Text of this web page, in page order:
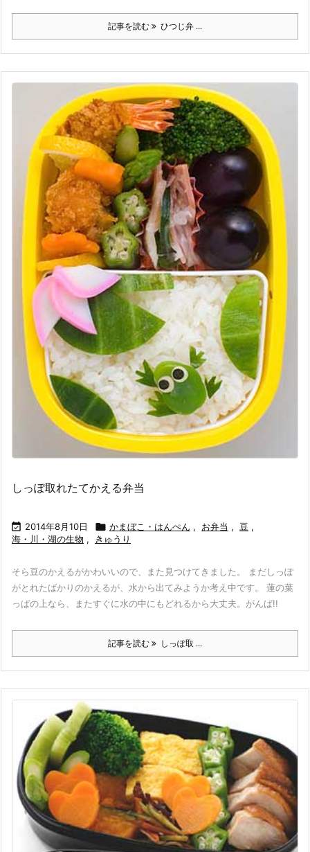
記事を読む ひつじ弁 ...
しっぽ取れたてかえる弁当
 2014年8月10日  かまぼこ・はんぺん , お弁当 , 豆 ,
海・川・湖の生物 , きゅうり
そら豆のかえるがかわいいので、また見つけてきました。 まだしっぽ
がとれたばかりのかえるが、水から出てみようか考え中です。 蓮の葉
っぱの上なら、またすぐに水の中にもどれるから大丈夫。がんば!!
記事を読む しっぽ取 ...